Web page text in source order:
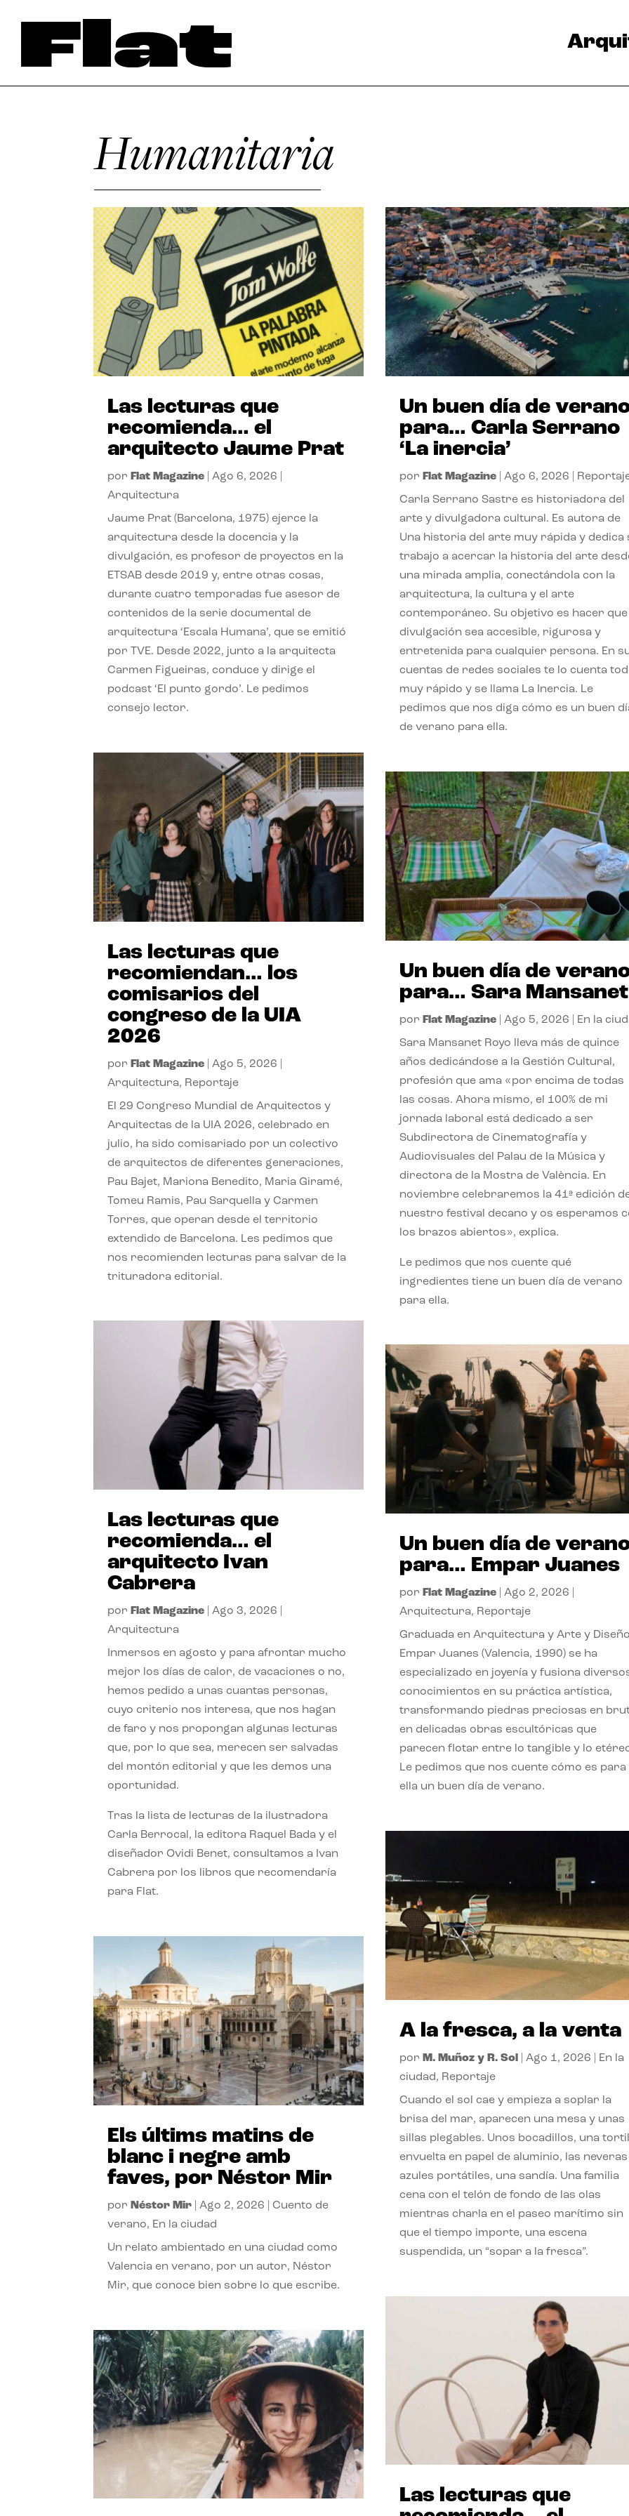
Humanitaria
Las lecturas que
recomienda… el
arquitecto Jaume Prat
por Flat Magazine |Ago 6, 2026
Arquitectura
Jaume Prat (Barcelona, 1975) ejerce la
arquitectura desde la docencia y la
divulgación, es profesor de proyectos en la
ETSAB desde 2019 y, entre otras cosas,
durante cuatro temporadas fue asesor de
contenidos de la serie documental de
arquitectura ‘Escala Humana’, que se emitió
por TVE. Desde 2022, junto a la arquitecta
Carmen Figueiras, conduce y dirige el
podcast ‘El punto gordo’. Le pedimos
consejo lector.
Las lecturas que
recomiendan… los
comisarios del
congreso de la UIA
2026
por Flat Magazine |Ago 5, 2026
Arquitectura, Reportaje
El 29 Congreso Mundial de Arquitectos y
Arquitectas de la UIA 2026, celebrado en
julio, ha sido comisariado por un colectivo
de arquitectos de diferentes generaciones,
Pau Bajet, Mariona Benedito, Maria Giramé,
Tomeu Ramis, Pau Sarquella y Carmen
Torres, que operan desde el territorio
extendido de Barcelona. Les pedimos que
nos recomienden lecturas para salvar de la
trituradora editorial.
Las lecturas que
recomienda… el
arquitecto Ivan
Cabrera
por Flat Magazine |Ago 3, 2026
Arquitectura
Inmersos en agosto y para afrontar mucho
mejor los días de calor, de vacaciones o no,
hemos pedido a unas cuantas personas,
cuyo criterio nos interesa, que nos hagan
de faro y nos propongan algunas lecturas
que, por lo que sea, merecen ser salvadas
del montón editorial y que les demos una
oportunidad.
Tras la lista de lecturas de la ilustradora
Carla Berrocal, la editora Raquel Bada y el
diseñador Ovidi Benet, consultamos a Ivan
Cabrera por los libros que recomendaría
para Flat.
Els últims matins de
blanc i negre amb
faves, por Néstor Mir
por Néstor Mir |Ago 2, 2026 |Cuento de
verano, En la ciudad
Un relato ambientado en una ciudad como
Valencia en verano, por un autor, Néstor
Mir, que conoce bien sobre lo que escribe.
Un buen día de
para… Carla Serrano
‘La inercia’
por Flat Magazine| Ago 6, 2026
Carla Serrano Sastre es historiadora del
arte y divulgadora cultural. Es autora de
Una historia del arte muy rápida y dedica
trabajo a acercar la historia del arte
una mirada amplia, conectándola con la
arquitectura, la cultura y el arte
contemporáneo. Su objetivo es hacer que
divulgación sea accesible, rigurosa y
entretenida para cualquier persona. En
cuentas de redes sociales te lo cuenta
muy rápido y se llama La Inercia. Le
pedimos que nos diga cómo es un buen
de verano para ella.
Un buen día de
para… Sara Mansanet
por Flat Magazine| Ago 5, 2026 En la
Sara Mansanet Royo lleva más de quince
años dedicándose a la Gestión Cultural,
profesión que ama «por encima de todas
las cosas. Ahora mismo, el 100% de mi
jornada laboral está dedicado a ser
Subdirectora de Cinematografía y
Audiovisuales del Palau de la Música y
directora de la Mostra de València. En
noviembre celebraremos la 41ª edición
nuestro festival decano y os esperamos
los brazos abiertos», explica.
Le pedimos que nos cuente qué
ingredientes tiene un buen día de verano
para ella.
Un buen día de
para… Empar Juanes
por Flat Magazine| Ago 2, 2026
Arquitectura, Reportaje
Graduada en Arquitectura y Arte y
Empar Juanes (Valencia, 1990) se ha
especializado en joyería y fusiona
conocimientos en su práctica artística,
transformando piedras preciosas en
en delicadas obras escultóricas que
parecen flotar entre lo tangible y lo
Le pedimos que nos cuente cómo es para
ella un buen día de verano.
A la fresca, a la venta
por M. Muñoz y R. Sol Ago 1, 2026
En la
ciudad, Reportaje
Cuando el sol cae y empieza a soplar la
brisa del mar, aparecen una mesa y unas
sillas plegables. Unos bocadillos, una
envuelta en papel de aluminio, las neveras
azules portátiles, una sandía. Una familia
cena con el telón de fondo de las olas
mientras charla en el paseo marítimo sin
que el tiempo importe, una escena
suspendida, un “sopar a la fresca”.
Las lecturas que